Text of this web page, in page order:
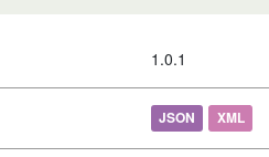
1.0.1
JSON XML